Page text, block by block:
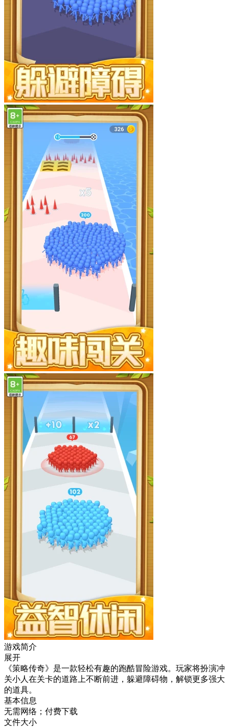
游戏简介
展开
《策略传奇》是一款轻松有趣的跑酷冒险游戏。玩家将扮演冲
关小人在关卡的道路上不断前进，躲避障碍物，解锁更多强大
的道具。
基本信息
无需网络；付费下载
文件大小